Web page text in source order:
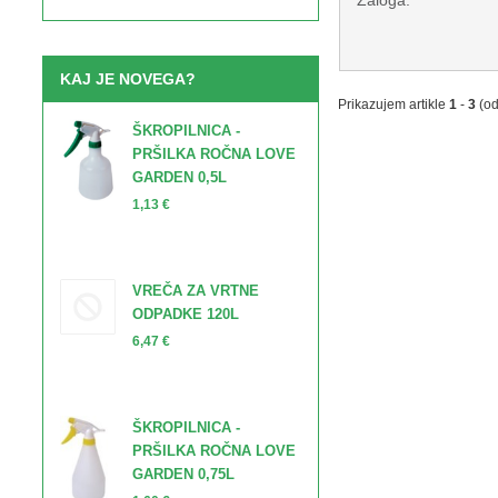
KAJ JE NOVEGA?
ŠKROPILNICA -
PRŠILKA ROČNA LOVE
GARDEN 0,5L
1,13 €
VREČA ZA VRTNE
ODPADKE 120L
6,47 €
ŠKROPILNICA -
PRŠILKA ROČNA LOVE
GARDEN 0,75L
Prikazujem artikle 1- 3(od